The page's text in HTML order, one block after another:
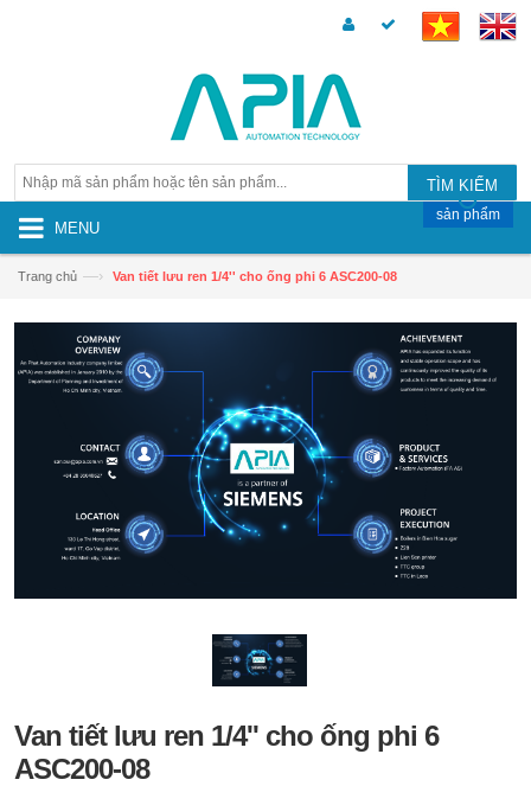
TÌM KIẾM
MENU
sản phẩm
Trang chủ —› Van tiết lưu ren 1/4'' cho ống phi 6 ASC200-08
Van tiết lưu ren 1/4'' cho ống phi 6
ASC200-08